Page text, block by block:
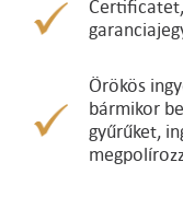
Örökös
bármikor
gyűrűket,